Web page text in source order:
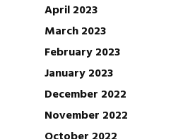
April 2023
March 2023
February 2023
January 2023
December 2022
November 2022